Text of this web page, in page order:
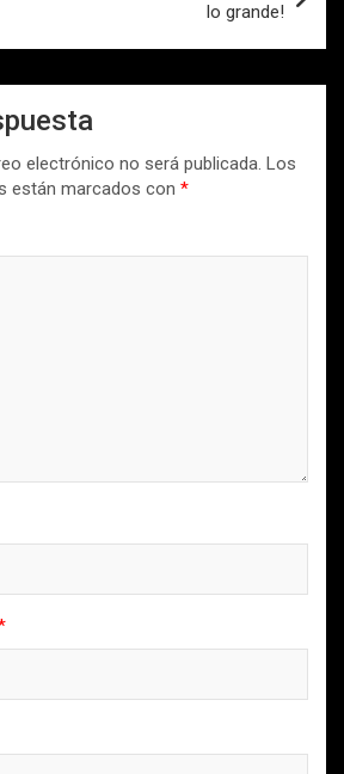
lo grande!
electrónico no será publicada. Los
están marcados con *